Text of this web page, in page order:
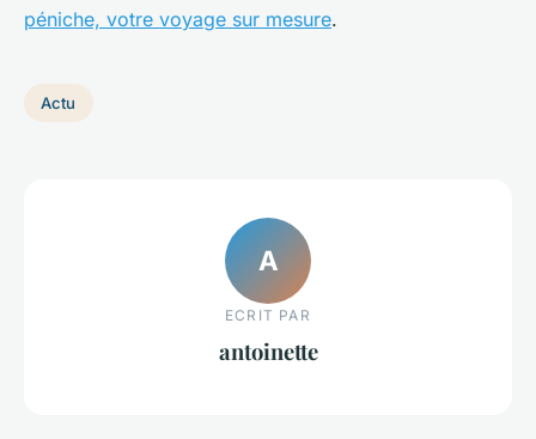
péniche, votre voyage sur mesure.
Actu
A
ECRIT PAR
antoinette